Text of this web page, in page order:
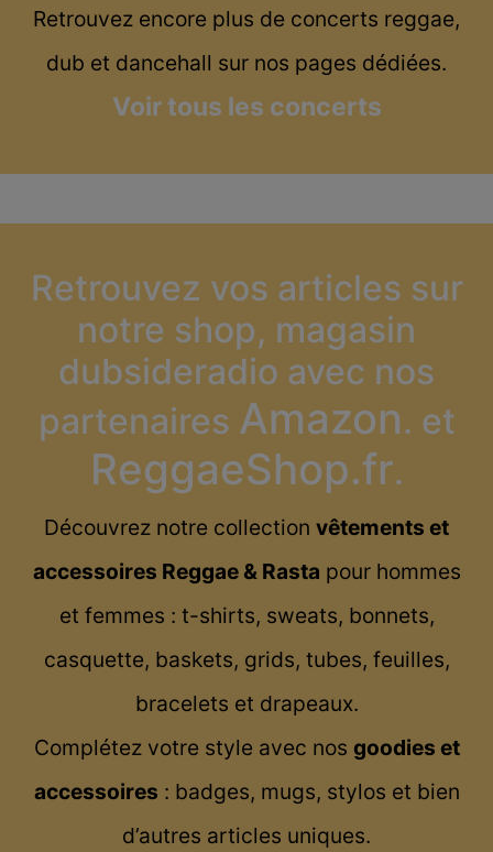
Retrouvez encore plus de concerts reggae,
dub et dancehall sur nos pages dédiées.
Voir tous les concerts
Retrouvez vos articles sur
notre shop, magasin
dubsideradio avec nos
partenaires Amazon. et
ReggaeShop.fr.
Découvrez notre collection vêtements et
accessoires Reggae & Rasta pour hommes
et femmes : t-shirts, sweats, bonnets,
casquette, baskets, grids, tubes, feuilles,
bracelets et drapeaux.
Complétez votre style avec nos goodies et
accessoires : badges, mugs, stylos et bien
d’autres articles uniques.